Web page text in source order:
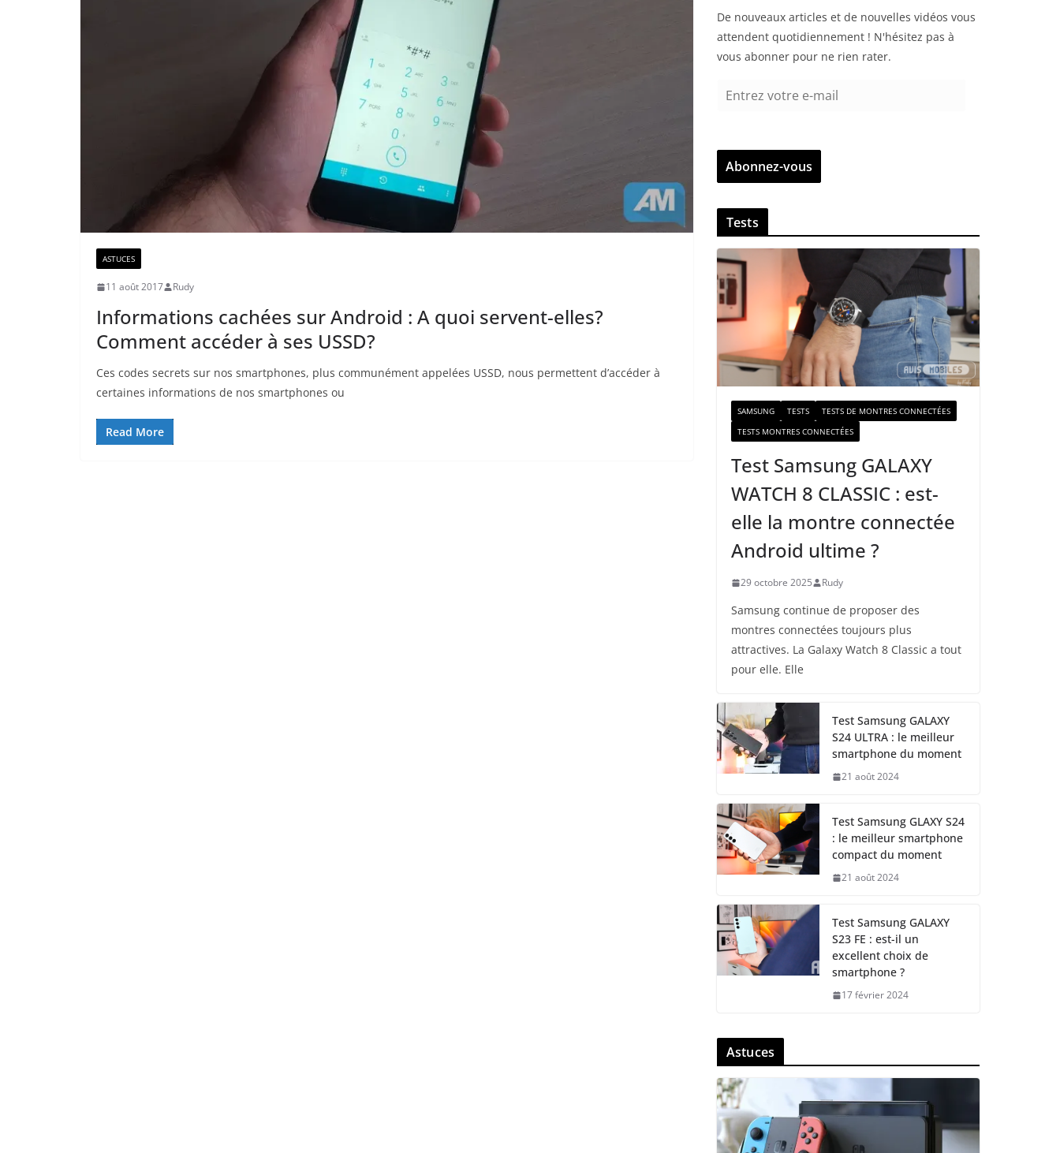
ASTUCES
11 août 2017 Rudy
Informations cachées sur Android : A quoi servent-elles?
Comment accéder à ses USSD?
Ces codes secrets sur nos smartphones, plus communément appelées USSD, nous permettent d’accéder à
certaines informations de nos smartphones ou
Read More
De nouveaux articles et de nouvelles vidéos vous
attendent quotidiennement ! N'hésitez pas à
vous abonner pour ne rien rater.
r
z
v
t
r
e
e
-
a
i
Abonnez-vous
Tests
SAMSUNG TESTS
TESTS DE MONTRES CONNECTÉES
TESTS MONTRES CONNECTÉES
Test Samsung GALAXY
WATCH 8 CLASSIC : est-
elle la montre connectée
Android ultime ?
29 octobre 2025 Rudy
Samsung continue de proposer des
montres connectées toujours plus
attractives. La Galaxy Watch 8 Classic a tout
pour elle. Elle
Test Samsung GALAXY
S24 ULTRA : le meilleur
smartphone du moment
21 août 2024
Test Samsung GLAXY S24
: le meilleur smartphone
compact du moment
21 août 2024
Test Samsung GALAXY
S23 FE : est-il un
excellent choix de
smartphone ?
17 février 2024
Astuces